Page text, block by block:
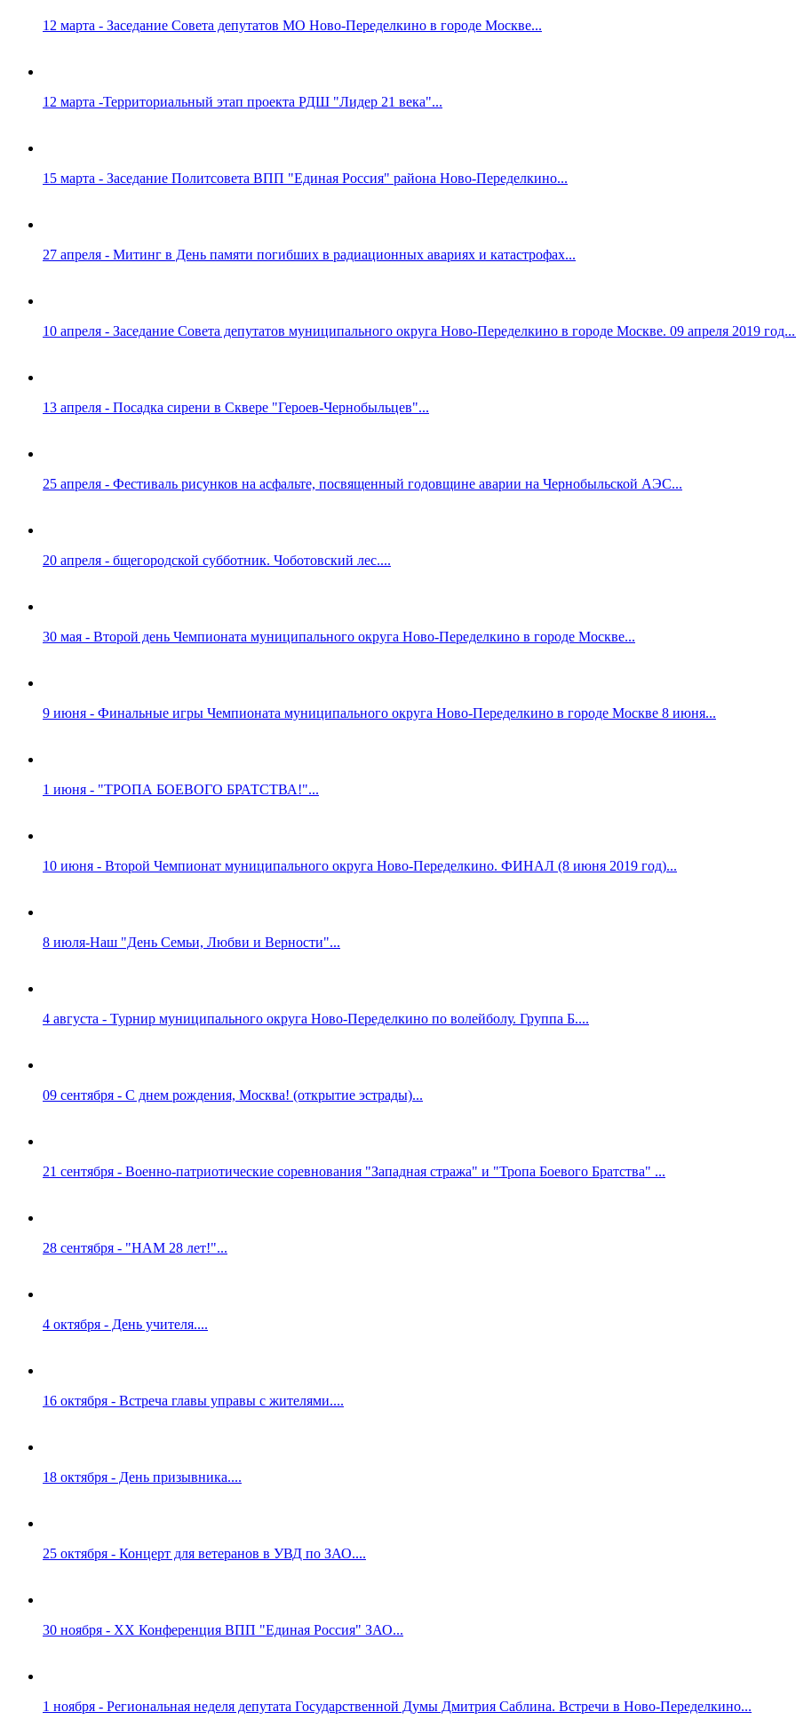
12 марта - Заседание Совета депутатов МО Ново-Переделкино в городе Москве...
12 марта -Территориальный этап проекта РДШ "Лидер 21 века"...
15 марта - Заседание Политсовета ВПП "Единая Россия" района Ново-Переделкино...
27 апреля - Митинг в День памяти погибших в радиационных авариях и катастрофах...
10 апреля - Заседание Совета депутатов муниципального округа Ново-Переделкино в городе Москве. 09 апреля 2019
13 апреля - Посадка сирени в Сквере "Героев-Чернобыльцев"...
25 апреля - Фестиваль рисунков на асфальте, посвященный годовщине аварии на Чернобыльской АЭС...
20 апреля - бщегородской субботник. Чоботовский лес....
30 мая - Второй день Чемпионата муниципального округа Ново-Переделкино в городе Москве...
9 июня - Финальные игры Чемпионата муниципального округа Ново-Переделкино в городе Москве 8 июня...
1 июня - "ТРОПА БОЕВОГО БРАТСТВА!"...
10 июня - Второй Чемпионат муниципального округа Ново-Переделкино. ФИНАЛ (8 июня 2019 год)...
8 июля-Наш "День Семьи, Любви и Верности"...
4 августа - Турнир муниципального округа Ново-Переделкино по волейболу. Группа Б....
09 сентября - С днем рождения, Москва! (открытие эстрады)...
21 сентября - Военно-патриотические соревнования "Западная стража" и "Тропа Боевого Братства" ...
28 сентября - "НАМ 28 лет!"...
4 октября - День учителя....
16 октября - Встреча главы управы с жителями....
18 октября - День призывника....
25 октября - Концерт для ветеранов в УВД по ЗАО....
30 ноября - ХХ Конференция ВПП "Единая Россия" ЗАО...
1 ноября - Региональная неделя депутата Государственной Думы Дмитрия Саблина. Встречи в Ново-Переделкино...